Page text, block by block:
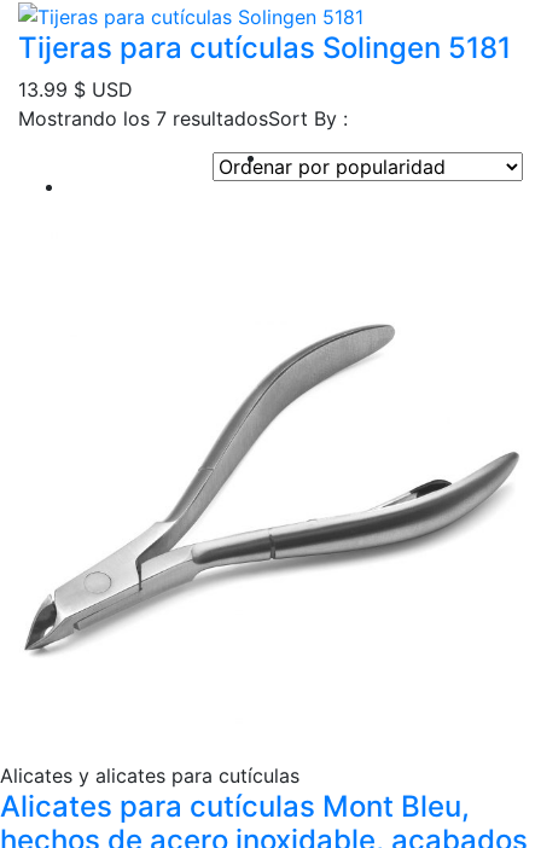
Tijeras para cutículas Solingen 5181
13.99 $ USD
Mostrando los 7 resultadosOrdenado
por
popularidad
Sort By :
Alicates y alicates para cutículas
Alicates para cutículas Mont Bleu,
hechos de acero inoxidable, acabados